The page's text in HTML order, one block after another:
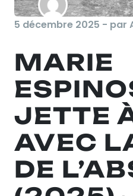
5 décembre 2025 - par
MARIE
JETTE
AVEC
DE